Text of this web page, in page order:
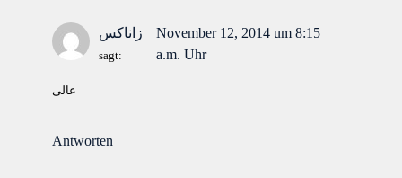
زاناکس
sagt:
November 12, 2014 um 8:15
a.m. Uhr
عالی
Antworten